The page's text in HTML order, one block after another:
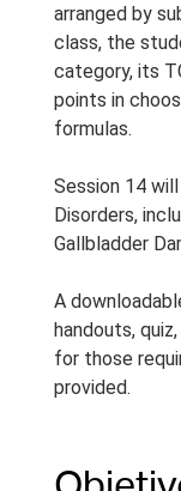
arranged by
class, the
category, its
points in
formulas.
Session 14
Disorders,
Gallbladder
A
handouts,
for those
provided.
are